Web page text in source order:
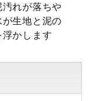
れが落ちや
生地と泥の
かします